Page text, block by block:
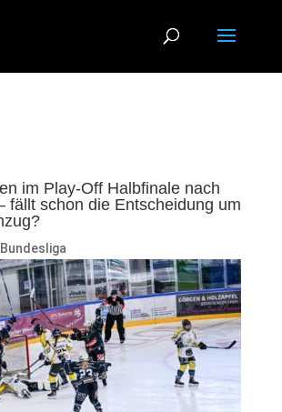
im Play-Off Halbfinale nach
fällt schon die Entscheidung um
Bundesliga